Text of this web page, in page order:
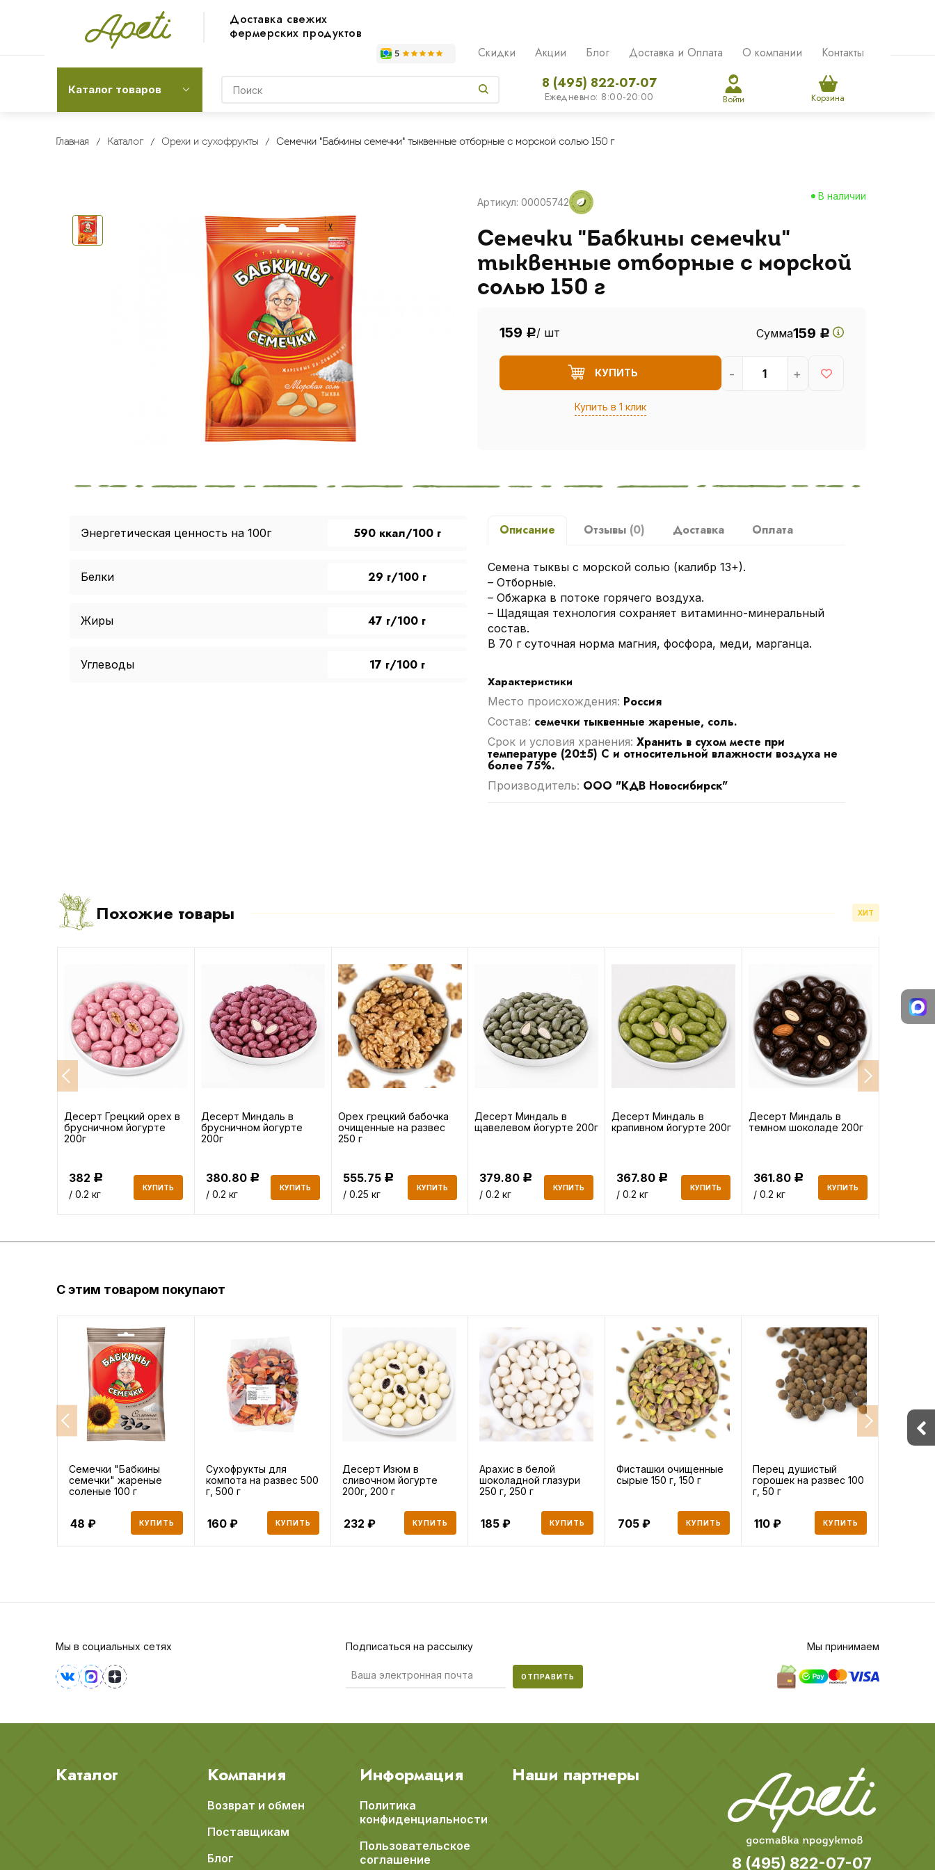
Доставка свежих
фермерских продуктов
Скидки Акции Блог Доставка и Оплата О компании Контакты
Каталог товаров 8 (495) 822-07-07
Ежедневно: 8:00-20:00 Войти Корзина
Главная Каталог Орехи и сухофрукты Семечки "Бабкины семечки" тыквенные отборные с морской солью 150 г
Артикул: 00005742
В наличии
Семечки "Бабкины семечки"
тыквенные отборные с морской
солью 150 г
159 Р/ шт Сумма159 Р
КУПИТЬ
Купить в 1 клик
- +
Энергетическая ценность на 100г 590 ккал/100 г
Белки 29 г/100 г
Жиры 47 г/100 г
Углеводы 17 г/100 г
Описание Отзывы (0) Доставка Оплата
Семена тыквы с морской солью (калибр 13+).
– Отборные.
– Обжарка в потоке горячего воздуха.
– Щадящая технология сохраняет витаминно-минеральный
состав.
В 70 г суточная норма магния, фосфора, меди, марганца.
Характеристики
Место происхождения: Россия
Cостав: семечки тыквенные жареные, соль.
Срок и условия хранения: Хранить в сухом месте при
температуре (20±5) С и относительной влажности воздуха не
более 75%.
Производитель: ООО "КДВ Новосибирск"
Похожие товары ХИТ
Десерт Грецкий орех в
брусничном йогурте
200г
382 Р
/ 0.2 кг
КУПИТЬ
Десерт Миндаль в
брусничном йогурте
200г
380.80 Р
/ 0.2 кг
КУПИТЬ
Орех грецкий бабочка
очищенные на развес
250 г
555.75 Р
/ 0.25 кг
КУПИТЬ
Десерт Миндаль в
щавелевом йогурте 200г
379.80 Р
/ 0.2 кг
КУПИТЬ
Десерт Миндаль в
крапивном йогурте 200г
367.80 Р
/ 0.2 кг
КУПИТЬ
Десерт Миндаль в
темном шоколаде 200г
361.80 Р
/ 0.2 кг
КУПИТЬ
С этим товаром покупают
Семечки "Бабкины
семечки" жареные
соленые 100 г
48 КУПИТЬ
Сухофрукты для
компота на развес 500
г, 500 г
160 КУПИТЬ
Десерт Изюм в
сливочном йогурте
200г, 200 г
232 КУПИТЬ
Арахис в белой
шоколадной глазури
250 г, 250 г
185 КУПИТЬ
Фисташки очищенные
сырые 150 г, 150 г
705 КУПИТЬ
Перец душистый
горошек на развес 100
г, 50 г
110 КУПИТЬ
Мы в социальных сетях Подписаться на рассылку
ОТПРАВИТЬ
Мы принимаем
Каталог Компания
Возврат и обмен
Поставщикам
Блог
Информация
Политика
конфиденциальности
Пользовательское
соглашение
Наши партнеры
8 (495) 822-07-07